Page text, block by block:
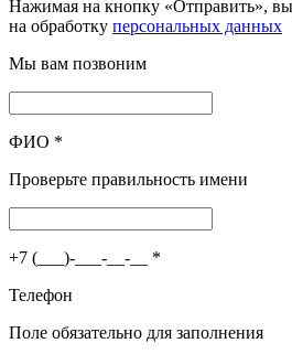
Нажимая на кнопку «Отправить», вы
на обработку персональных данных
Мы вам позвоним
ФИО *
Проверьте правильность имени
+7 (___)-___-__-__ *
Телефон
Поле обязательно для заполнения